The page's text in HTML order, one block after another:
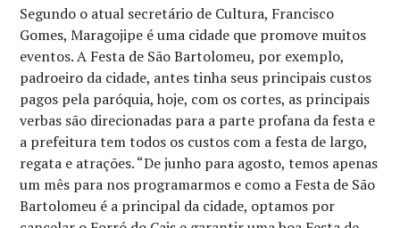
Segundo o atual secretário de Cultura, Francisco
Gomes, Maragojipe é uma cidade que promove muitos
eventos. A Festa de São Bartolomeu, por exemplo,
padroeiro da cidade, antes tinha seus principais custos
pagos pela paróquia, hoje, com os cortes, as principais
verbas são direcionadas para a parte profana da festa e
a prefeitura tem todos os custos com a festa de largo,
regata e atrações. “De junho para agosto, temos apenas
um mês para nos programarmos e como a Festa de São
Bartolomeu é a principal da cidade, optamos por